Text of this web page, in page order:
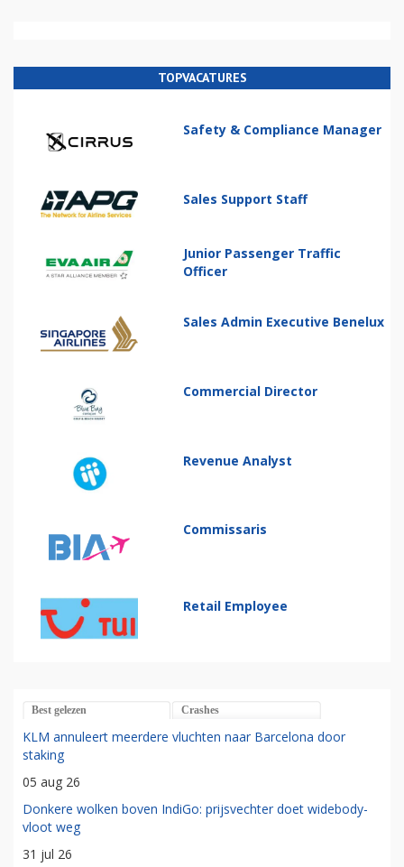
TOPVACATURES
Safety & Compliance Manager
Sales Support Staff
Junior Passenger Traffic
Officer
Sales Admin Executive Benelux
Commercial Director
Revenue Analyst
Commissaris
Retail Employee
Best gelezen Crashes
KLM annuleert meerdere vluchten naar Barcelona door
staking
05 aug 26
Donkere wolken boven IndiGo: prijsvechter doet widebody-
vloot weg
31 jul 26